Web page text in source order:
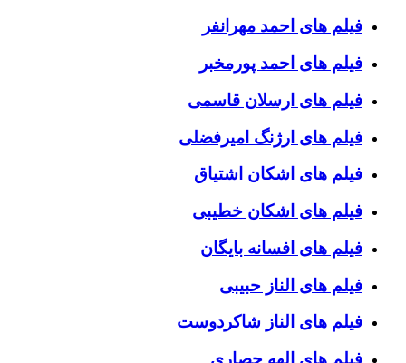
فیلم های احمد مهرانفر
فیلم های احمد پورمخبر
فیلم های ارسلان قاسمی
فیلم های ارژنگ امیرفضلی
فیلم های اشکان اشتیاق
فیلم های اشکان خطیبی
فیلم های افسانه بایگان
فیلم های الناز حبیبی
فیلم های الناز شاکردوست
فیلم های الهه حصاری